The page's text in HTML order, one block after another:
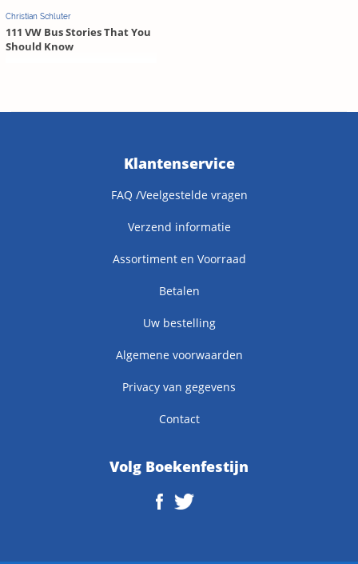
Christian Schluter
111 VW Bus Stories That You
Should Know
Klantenservice
FAQ /Veelgestelde vragen
Verzend informatie
Assortiment en Voorraad
Betalen
Uw bestelling
Algemene voorwaarden
Privacy van gegevens
Contact
Volg Boekenfestijn